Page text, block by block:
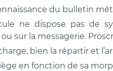
du bulletin
ne dispose pas de
sur la messagerie.
bien la répartir et
en fonction de sa